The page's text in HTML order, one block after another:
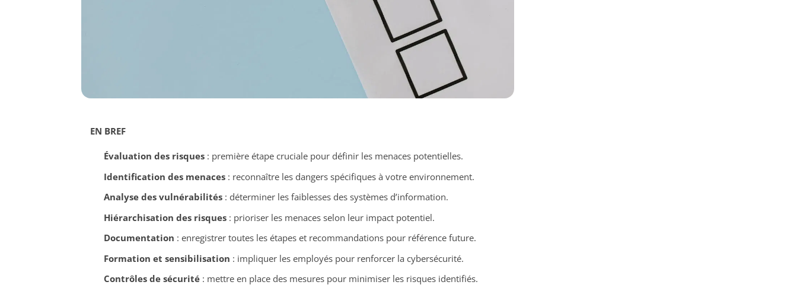
EN BREF
Évaluation des risques: première étape cruciale pour définir les menaces potentielles.
Identification des menaces: reconnaître les dangers spécifiques à votre environnement.
Analyse des vulnérabilités: déterminer les faiblesses des systèmes d’information.
Hiérarchisation des risques: prioriser les menaces selon leur impact potentiel.
Documentation : enregistrer toutes les étapes et recommandations pour référence future.
Formation et sensibilisation : impliquer les employés pour renforcer la cybersécurité.
Contrôles de sécurité: mettre en place des mesures pour minimiser les risques identifiés.